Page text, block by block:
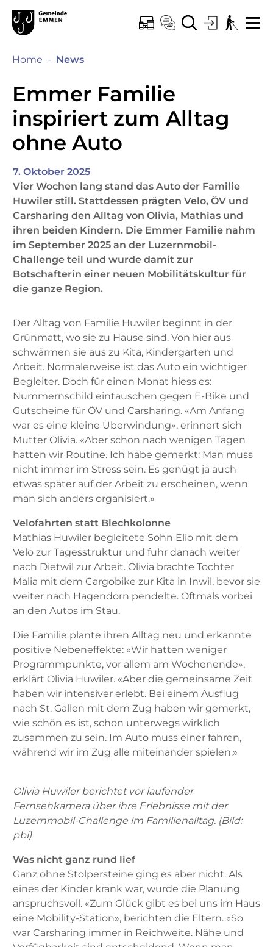
zur Startseite
Direkt zur Hauptnavigation
Direkt zum Inhalt
Direkt zur Suche
Direkt zum Stichwortverzeichnis
KopfzeileEmmen
Hauptnavigation
ONLINE-SCHALTER
KONTAKT
SUCHELOGIN
Hauptinhalt
Home News(ausgewählt)
Emmer Familie
inspiriert zum Alltag
ohne Auto
7. Oktober 2025
Vier Wochen lang stand das Auto der Familie
Huwiler still. Stattdessen prägten Velo, ÖV und
Carsharing den Alltag von Olivia, Mathias und
ihren beiden Kindern. Die Emmer Familie nahm
im September 2025 an der Luzernmobil-
Challenge teil und wurde damit zur
Botschafterin einer neuen Mobilitätskultur für
die ganze Region.
Der Alltag von Familie Huwiler beginnt in der
Grünmatt, wo sie zu Hause sind. Von hier aus
schwärmen sie aus zu Kita, Kindergarten und
Arbeit. Normalerweise ist das Auto ein wichtiger
Begleiter. Doch für einen Monat hiess es:
Nummernschild eintauschen gegen E-Bike und
Gutscheine für ÖV und Carsharing. «Am Anfang
war es eine kleine Überwindung», erinnert sich
Mutter Olivia. «Aber schon nach wenigen Tagen
hatten wir Routine. Ich habe gemerkt: Man muss
nicht immer im Stress sein. Es genügt ja auch
etwas später auf der Arbeit zu erscheinen, wenn
man sich anders organisiert.»
Velofahrten statt Blechkolonne
Mathias Huwiler begleitete Sohn Elio mit dem
Velo zur Tagesstruktur und fuhr danach weiter
nach Dietwil zur Arbeit. Olivia brachte Tochter
Malia mit dem Cargobike zur Kita in Inwil, bevor sie
weiter nach Hagendorn pendelte. Oftmals vorbei
an den Autos im Stau.
Die Familie plante ihren Alltag neu und erkannte
positive Nebeneffekte: «Wir hatten weniger
Programmpunkte, vor allem am Wochenende»,
erklärt Olivia Huwiler. «Aber die gemeinsame Zeit
haben wir intensiver erlebt. Bei einem Ausflug
nach St. Gallen mit dem Zug haben wir gemerkt,
wie schön es ist, schon unterwegs wirklich
zusammen zu sein. Im Auto muss einer fahren,
während wir im Zug alle miteinander spielen.»
Olivia Huwiler berichtet vor laufender
Fernsehkamera über ihre Erlebnisse mit der
Luzernmobil-Challenge im Familienalltag. (Bild:
pbi)
Was nicht ganz rund lief
Ganz ohne Stolpersteine ging es aber nicht. Als
eines der Kinder krank war, wurde die Planung
anspruchsvoll. «Zum Glück gibt es bei uns im Haus
eine Mobility-Station», berichten die Eltern. «So
war Carsharing immer in Reichweite. Nähe und